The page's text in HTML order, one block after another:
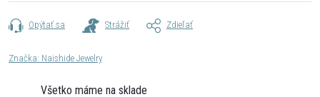
Opýtať sa Strážiť Zdieľať
Značka: Naishide Jewelry
Všetko máme na sklade